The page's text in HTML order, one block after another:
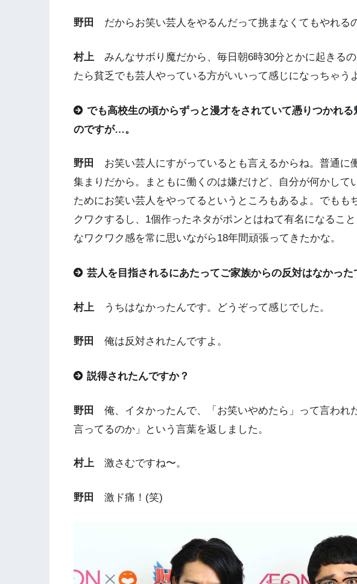
野田 だからお笑い芸人をやるんだって挑まなくてもやれる
村上 みんなサボり魔だから、毎日朝6時30分とかに起きる
たら貧乏でも芸人やっている方がいいって感じになっちゃう
でも高校生の頃からずっと漫才をされていて憑りつかれ
のですが…。
野田
お笑い芸人にすがっているとも言えるからね。普通に
集まりだから。まともに働くのは嫌だけど、自分が何かして
ためにお笑い芸人をやってるというところもあるよ。でもも
クワクするし、1個作ったネタがポンとはねて有名になるこ
なワクワク感を常に思いながら18年間頑張ってきたかな。
芸人を目指されるにあたってご家族からの反対はなかった
村上 うちはなかったんです。どうぞって感じでした。
野田 俺は反対されたんですよ。
説得されたんですか？
野田
俺、イタかったんで、「お笑いやめたら」って言われ
言ってるのか」という言葉を返しました。
村上 激さむですね〜。
野田 激ド痛！(笑)